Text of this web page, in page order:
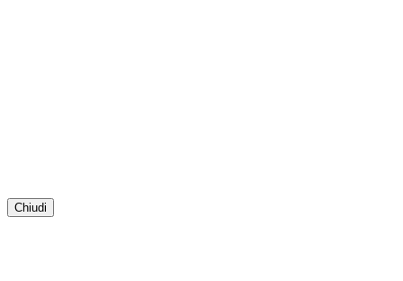
Chiudi